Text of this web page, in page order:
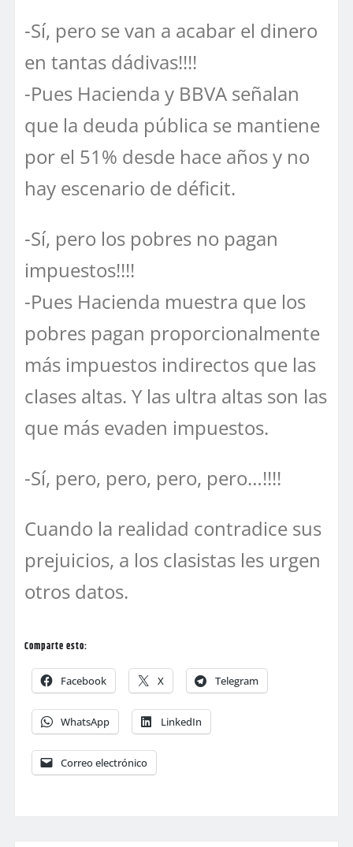
-Sí, pero se van a acabar el dinero
en tantas dádivas!!!!
-Pues Hacienda y BBVA señalan
que la deuda pública se mantiene
por el 51% desde hace años y no
hay escenario de déficit.
-Sí, pero los pobres no pagan
impuestos!!!!
-Pues Hacienda muestra que los
pobres pagan proporcionalmente
más impuestos indirectos que las
clases altas. Y las ultra altas son las
que más evaden impuestos.
-Sí, pero, pero, pero, pero…!!!!
Cuando la realidad contradice sus
prejuicios, a los clasistas les urgen
otros datos.
Comparte esto:
Facebook X Telegram
WhatsApp LinkedIn
Correo electrónico